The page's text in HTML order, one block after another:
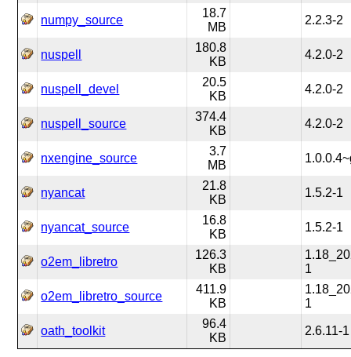
numpy_source
18.7
MB
2.2.3-2
nuspell
180.8
KB
4.2.0-2
nuspell_devel
20.5
KB
4.2.0-2
nuspell_source
374.4
KB
4.2.0-2
nxengine_source
3.7
MB
nyancat
21.8
KB
1.5.2-1
nyancat_source
16.8
KB
1.5.2-1
o2em_libretro
126.3
KB
1
o2em_libretro_source
411.9
KB
1
oath_toolkit
96.4
KB
2.6.11-1